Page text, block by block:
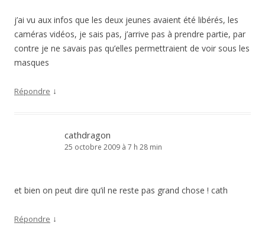
j’ai vu aux infos que les deux jeunes avaient été libérés, les
caméras vidéos, je sais pas, j’arrive pas à prendre partie, par
contre je ne savais pas qu’elles permettraient de voir sous les
masques
Répondre ↓
cathdragon
25 octobre 2009 à 7 h 28 min
et bien on peut dire qu’il ne reste pas grand chose ! cath
Répondre ↓